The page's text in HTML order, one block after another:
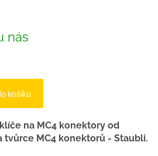
nás
košíku
na MC4 konektory od
MC4 konektorů - Staubli.